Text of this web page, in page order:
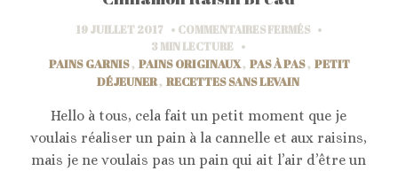
19 JUILLET 2017 COMMENTAIRES FERMÉSSUR
ROULÉ
CANNELLE
RAISINS
//
3 MINLECTURE
PAINS GARNIS, PAINS ORIGINAUX, PAS À PAS, PETIT
DÉJEUNER, RECETTES SANS LEVAIN
Hello à tous, cela fait un petit moment que je
voulais réaliser un pain à la cannelle et aux raisins,
mais je ne voulais pas un pain qui ait l’air d’être un